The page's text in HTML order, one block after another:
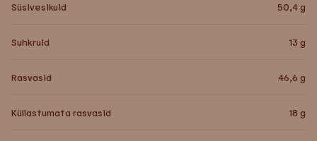
Süsivesikuid 50,4g
Suhkruid 13 g
Rasvasid 46,6 g
Küllastumata rasvasid 18 g